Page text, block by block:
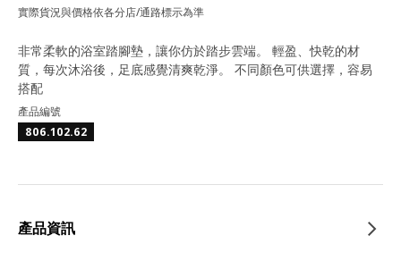
實際貨況與價格依各分店/通路標示為準
非常柔軟的浴室踏腳墊，讓你仿於踏步雲端。 輕盈、快乾的材
質，每次沐浴後，足底感覺清爽乾淨。 不同顏色可供選擇，容易
搭配
產品編號
806.102.62
產品資訊